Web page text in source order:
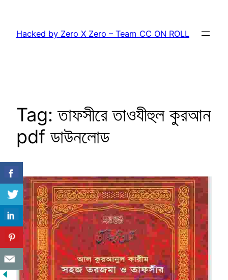
content
Hacked by Zero X Zero – Team_CC ON ROLL
Tag:তাফসীরে তাওযীহুল কুরআন
pdf ডাউনলোড